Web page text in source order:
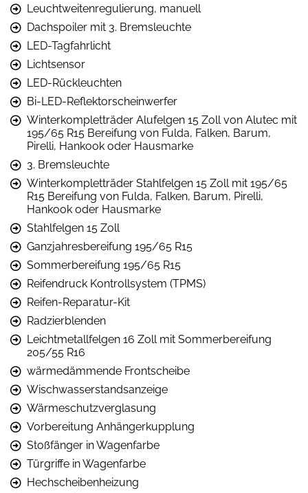
Leuchtweitenregulierung, manuell
Dachspoiler mit 3. Bremsleuchte
LED-Tagfahrlicht
Lichtsensor
LED-Rückleuchten
Bi-LED-Reflektorscheinwerfer
Winterkompletträder Alufelgen 15 Zoll von Alutec mit
195/65 R15 Bereifung von Fulda, Falken, Barum,
Pirelli, Hankook oder Hausmarke
3. Bremsleuchte
Winterkompletträder Stahlfelgen 15 Zoll mit 195/65
R15 Bereifung von Fulda, Falken, Barum, Pirelli,
Hankook oder Hausmarke
Stahlfelgen 15 Zoll
Ganzjahresbereifung 195/65 R15
Sommerbereifung 195/65 R15
Reifendruck ­Kontrollsystem (TPMS)
Reifen-Reparatur-Kit
Radzierblenden
Leichtmetallfelgen 16 Zoll mit Sommerbereifung
205/55 R16
wärmedämmende Frontscheibe
Wischwasserstandsanzeige
Wärmeschutzverglasung
Vorbereitung Anhängerkupplung
Stoßfänger in Wagenfarbe
Türgriffe in Wagenfarbe
Hechscheibenheizung